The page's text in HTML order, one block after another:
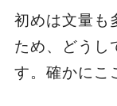
初めは文量も
ため、どうし
す。確かにこ